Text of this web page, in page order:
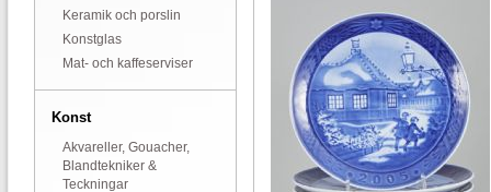
Keramik och porslin
Konstglas
Mat- och kaffeserviser
Konst
Akvareller, Gouacher,
Blandtekniker &
Teckningar